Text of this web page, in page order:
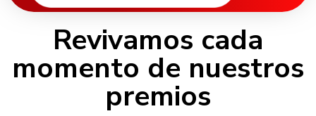
Revivamos cada
momento de nuestros
premios